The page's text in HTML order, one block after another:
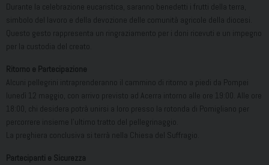
Durante la celebrazione eucaristica, saranno benedetti i frutti della terra,
simbolo del lavoro e della devozione delle comunità agricole della diocesi.
Questo gesto rappresenta un ringraziamento per i doni ricevuti e un impegno
per la custodia del creato.
Ritorno e Partecipazione
Alcuni pellegrini intraprenderanno il cammino di ritorno a piedi da Pompei
lunedì 12 maggio, con arrivo previsto ad Acerra intorno alle ore 19:00. Alle ore
18:00, chi desidera potrà unirsi a loro presso la rotonda di Pomigliano per
percorrere insieme l’ultimo tratto del pellegrinaggio.
La preghiera conclusiva si terrà nella Chiesa del Suffragio.
Partecipanti e Sicurezza